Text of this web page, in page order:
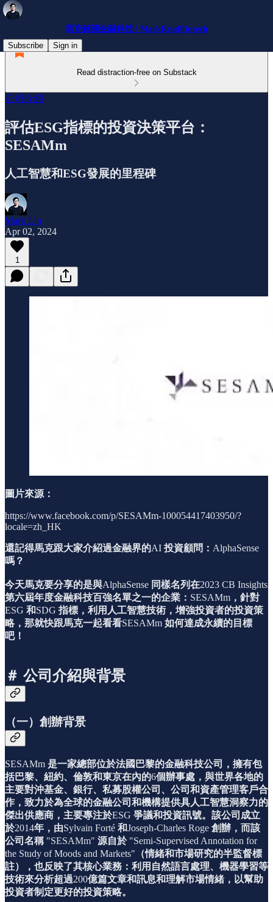
馬克解讀金融科技 | MarkReadFintech
Subscribe
Sign in
Read distraction-free on Substack
公司介紹
評估ESG指標的投資決策平台：
SESAMm
人工智慧和ESG發展的里程碑
Mark Lin
Apr 02, 2024
1
圖片來源：
https://www.facebook.com/p/SESAMm-100054417403950/?
locale=zh_HK
還記得馬克跟大家介紹過金融界的AI 投資顧問： AlphaSense
嗎？
今天馬克要分享的是與AlphaSense 同樣名列在2023 CB Insights
第六屆年度金融科技百強名單之一的企業： SESAMm ，針對
ESG 和SDG 指標，利用人工智慧技術，增強投資者的投資策
略，那就快跟馬克一起看看SESAMm 如何達成永續的目標
吧！
＃ 公司介紹與背景
（一）創辦背景
SESAMm 是一家總部位於法國巴黎的金融科技公司，擁有包
括巴黎、紐約、倫敦和東京在內的6個辦事處，與世界各地的
主要對沖基金、銀行、私募股權公司、公司和資產管理客戶合
作，致力於為全球的金融公司和機構提供具人工智慧洞察力的
傑出供應商，主要專注於ESG 爭議和投資訊號。該公司成立
於2014年，由Sylvain Forté 和Joseph-Charles Roge 創辦，而該
公司名稱 "SESAMm" 源自於"Semi-Supervised Annotation for
the Study of Moods and Markets" （情緒和市場研究的半監督標
註），也反映了其核心業務：利用自然語言處理、機器學習等
技術來分析超過200億篇文章和訊息和理解市場情緒，以幫助
投資者制定更好的投資策略。